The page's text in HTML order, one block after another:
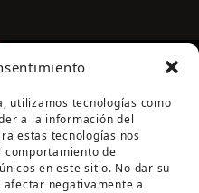
utilizamos tecnologías como
a la información del
estas tecnologías nos
de
en este sitio. No dar su
negativamente a
Diputación de Córdoba